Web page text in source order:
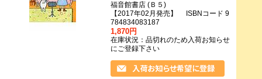
福音館書店 (Ｂ５)
【2017年02月発売】 ISBNコード 9
784834083187
1,870円
在庫状況：品切れのため入荷お知らせ
にご登録下さい